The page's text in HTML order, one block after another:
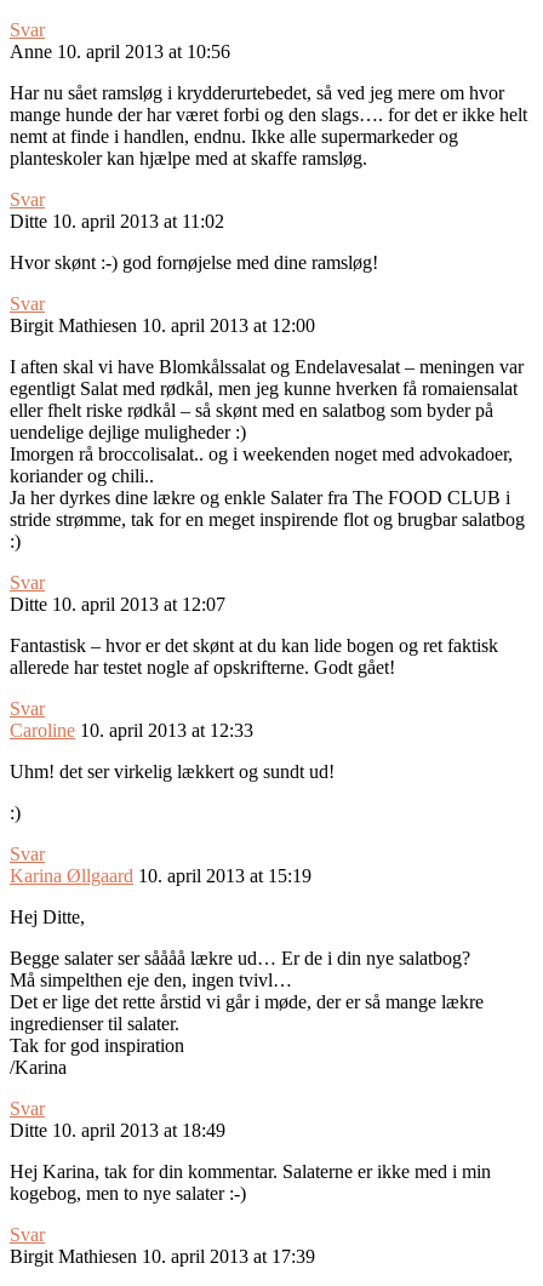
Svar
Anne 10. april 2013 at 10:56
Har nu sået ramsløg i krydderurtebedet, så ved jeg mere om hvor
mange hunde der har været forbi og den slags…. for det er ikke helt
nemt at finde i handlen, endnu. Ikke alle supermarkeder og
planteskoler kan hjælpe med at skaffe ramsløg.
Svar
Ditte 10. april 2013 at 11:02
Hvor skønt :-) god fornøjelse med dine ramsløg!
Svar
Birgit Mathiesen 10. april 2013 at 12:00
I aften skal vi have Blomkålssalat og Endelavesalat – meningen var
egentligt Salat med rødkål, men jeg kunne hverken få romaiensalat
eller fhelt riske rødkål – så skønt med en salatbog som byder på
uendelige dejlige muligheder :)
Imorgen rå broccolisalat.. og i weekenden noget med advokadoer,
koriander og chili..
Ja her dyrkes dine lækre og enkle Salater fra The FOOD CLUB i
stride strømme, tak for en meget inspirende flot og brugbar salatbog
:)
Svar
Ditte 10. april 2013 at 12:07
Fantastisk – hvor er det skønt at du kan lide bogen og ret faktisk
allerede har testet nogle af opskrifterne. Godt gået!
Svar
Caroline 10. april 2013 at 12:33
Uhm! det ser virkelig lækkert og sundt ud!
:)
Svar
Karina Øllgaard 10. april 2013 at 15:19
Hej Ditte,
Begge salater ser såååå lækre ud… Er de i din nye salatbog?
Må simpelthen eje den, ingen tvivl…
Det er lige det rette årstid vi går i møde, der er så mange lækre
ingredienser til salater.
Tak for god inspiration
/Karina
Svar
Ditte 10. april 2013 at 18:49
Hej Karina, tak for din kommentar. Salaterne er ikke med i min
kogebog, men to nye salater :-)
Svar
Birgit Mathiesen 10. april 2013 at 17:39